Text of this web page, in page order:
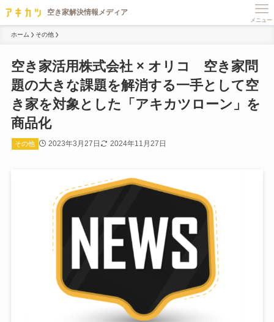
メニュー
ホーム その他
空き家活用株式会社 × オリコ 空き家問
題の大きな課題を解消する一手として空
き家を対象とした「アキカツローン」を
商品化
その他 2023年3月27日 2024年11月27日